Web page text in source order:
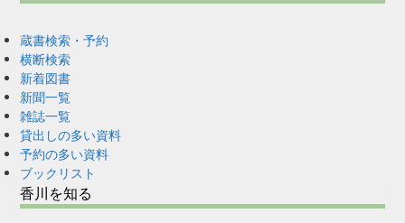
蔵書検索・予約
横断検索
新着図書
新聞一覧
雑誌一覧
貸出しの多い資料
予約の多い資料
ブックリスト
香川を知る